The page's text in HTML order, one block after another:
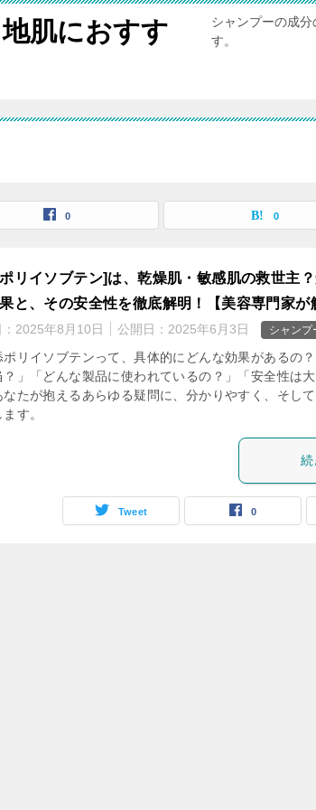
肌におすす
シャンプーの成
す。
0 0
リイソブテン]は、乾燥肌・敏感肌の救世主
と、その安全性を徹底解明！【美容専門家が
2025年8月10日 公開日： 2025年6月3日 シャンプ
ポリイソブテンって、具体的にどんな効果があるの
？」「どんな製品に使われているの？」「安全性は
なたが抱えるあらゆる疑問に、分かりやすく、そし
す。
続
Tweet 0